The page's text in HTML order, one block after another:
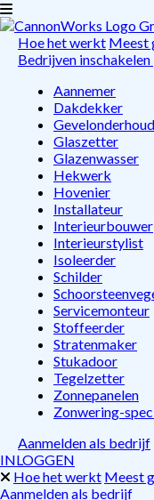
Hoe het werkt Meest
Bedrijven inschakelen
Aannemer
Dakdekker
Gevelonderhoud
Glaszetter
Glazenwasser
Hekwerk
Hovenier
Installateur
Interieurbouwer
Interieurstylist
Isoleerder
Schilder
Servicemonteur
Stoffeerder
Stratenmaker
Stukadoor
Tegelzetter
Zonnepanelen
Zonwering-
Aanmelden als bedrijf
INLOGGEN
Hoe het werkt Meest
Aanmelden als bedrijf